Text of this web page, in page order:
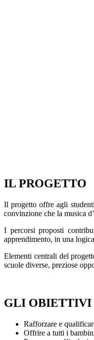
IL PROGETTO
Il progetto offre agli
convinzione che la musica
I percorsi proposti
apprendimento, in una
Elementi centrali del
scuole diverse, preziose
GLI OBIETTIVI
Rafforzare e
Offrire a tutti i